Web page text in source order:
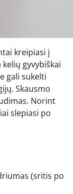
kreipiasi į
gyvybiškai
gali sukelti
Skausmo
Norint
slepiasi po
(sritis po